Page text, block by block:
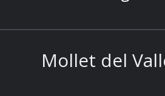
Mollet del